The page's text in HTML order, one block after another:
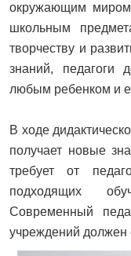
окружающим
школьным
творчеству и
знаний, педагоги
любым ребенком и
В ходе
получает новые
требует от
подходящих
Современный
учреждений должен